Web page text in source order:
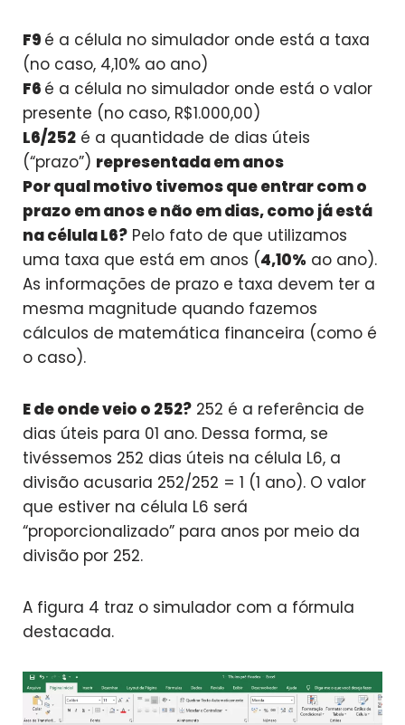
F9 é a célula no simulador onde está a taxa
(no caso, 4,10% ao ano)
F6 é a célula no simulador onde está o valor
presente (no caso, R$1.000,00)
L6/252 é a quantidade de dias úteis
(“prazo”) representada em anos
Por qual motivo tivemos que entrar com o
prazo em anos e não em dias, como já está
na célula L6? Pelo fato de que utilizamos
uma taxa que está em anos (4,10% ao ano).
As informações de prazo e taxa devem ter a
mesma magnitude quando fazemos
cálculos de matemática financeira (como é
o caso).
E de onde veio o 252? 252 é a referência de
dias úteis para 01 ano. Dessa forma, se
tivéssemos 252 dias úteis na célula L6, a
divisão acusaria 252/252 = 1 (1 ano). O valor
que estiver na célula L6 será
“proporcionalizado” para anos por meio da
divisão por 252.
A figura 4 traz o simulador com a fórmula
destacada.